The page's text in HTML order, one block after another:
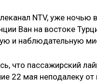
NTV, уже
Ван на востоке
и наблюдательную
что пассажирский
22 мая неподалеку